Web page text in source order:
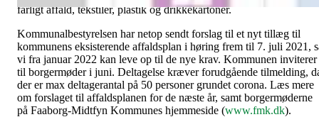
farligt affald, tekstiler, plastik og drikkekartoner.
Kommunalbestyrelsen har netop sendt forslag til et nyt tillæg til
kommunens eksisterende affaldsplan i høring frem til 7. juli 2021,
vi fra januar 2022 kan leve op til de nye krav. Kommunen inviterer
til borgermøder i juni. Deltagelse kræver forudgående tilmelding,
der er max deltagerantal på 50 personer grundet corona. Læs mere
om forslaget til affaldsplanen for de næste år, samt borgermøderne
på Faaborg-Midtfyn Kommunes hjemmeside (www.fmk.dk).